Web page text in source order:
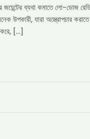
জয়েন্টের ব্যথা কমাতে লো-ডোজ
উপকারী, যারা অস্ত্রোপচার
করে, […]